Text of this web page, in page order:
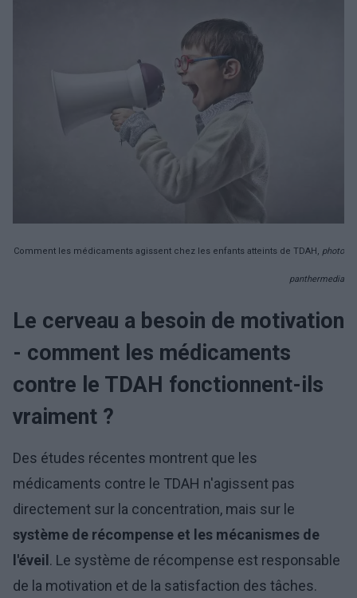
Comment les médicaments agissent chez les enfants atteints de TDAH, photo
panthermedia
Le cerveau a besoin de motivation
- comment les médicaments
contre le TDAH fonctionnent-ils
vraiment ?
Des études récentes montrent que les
médicaments contre le TDAH n'agissent pas
directement sur la concentration, mais sur le
système de récompense et les mécanismes de
l'éveil. Le système de récompense est responsable
de la motivation et de la satisfaction des tâches.